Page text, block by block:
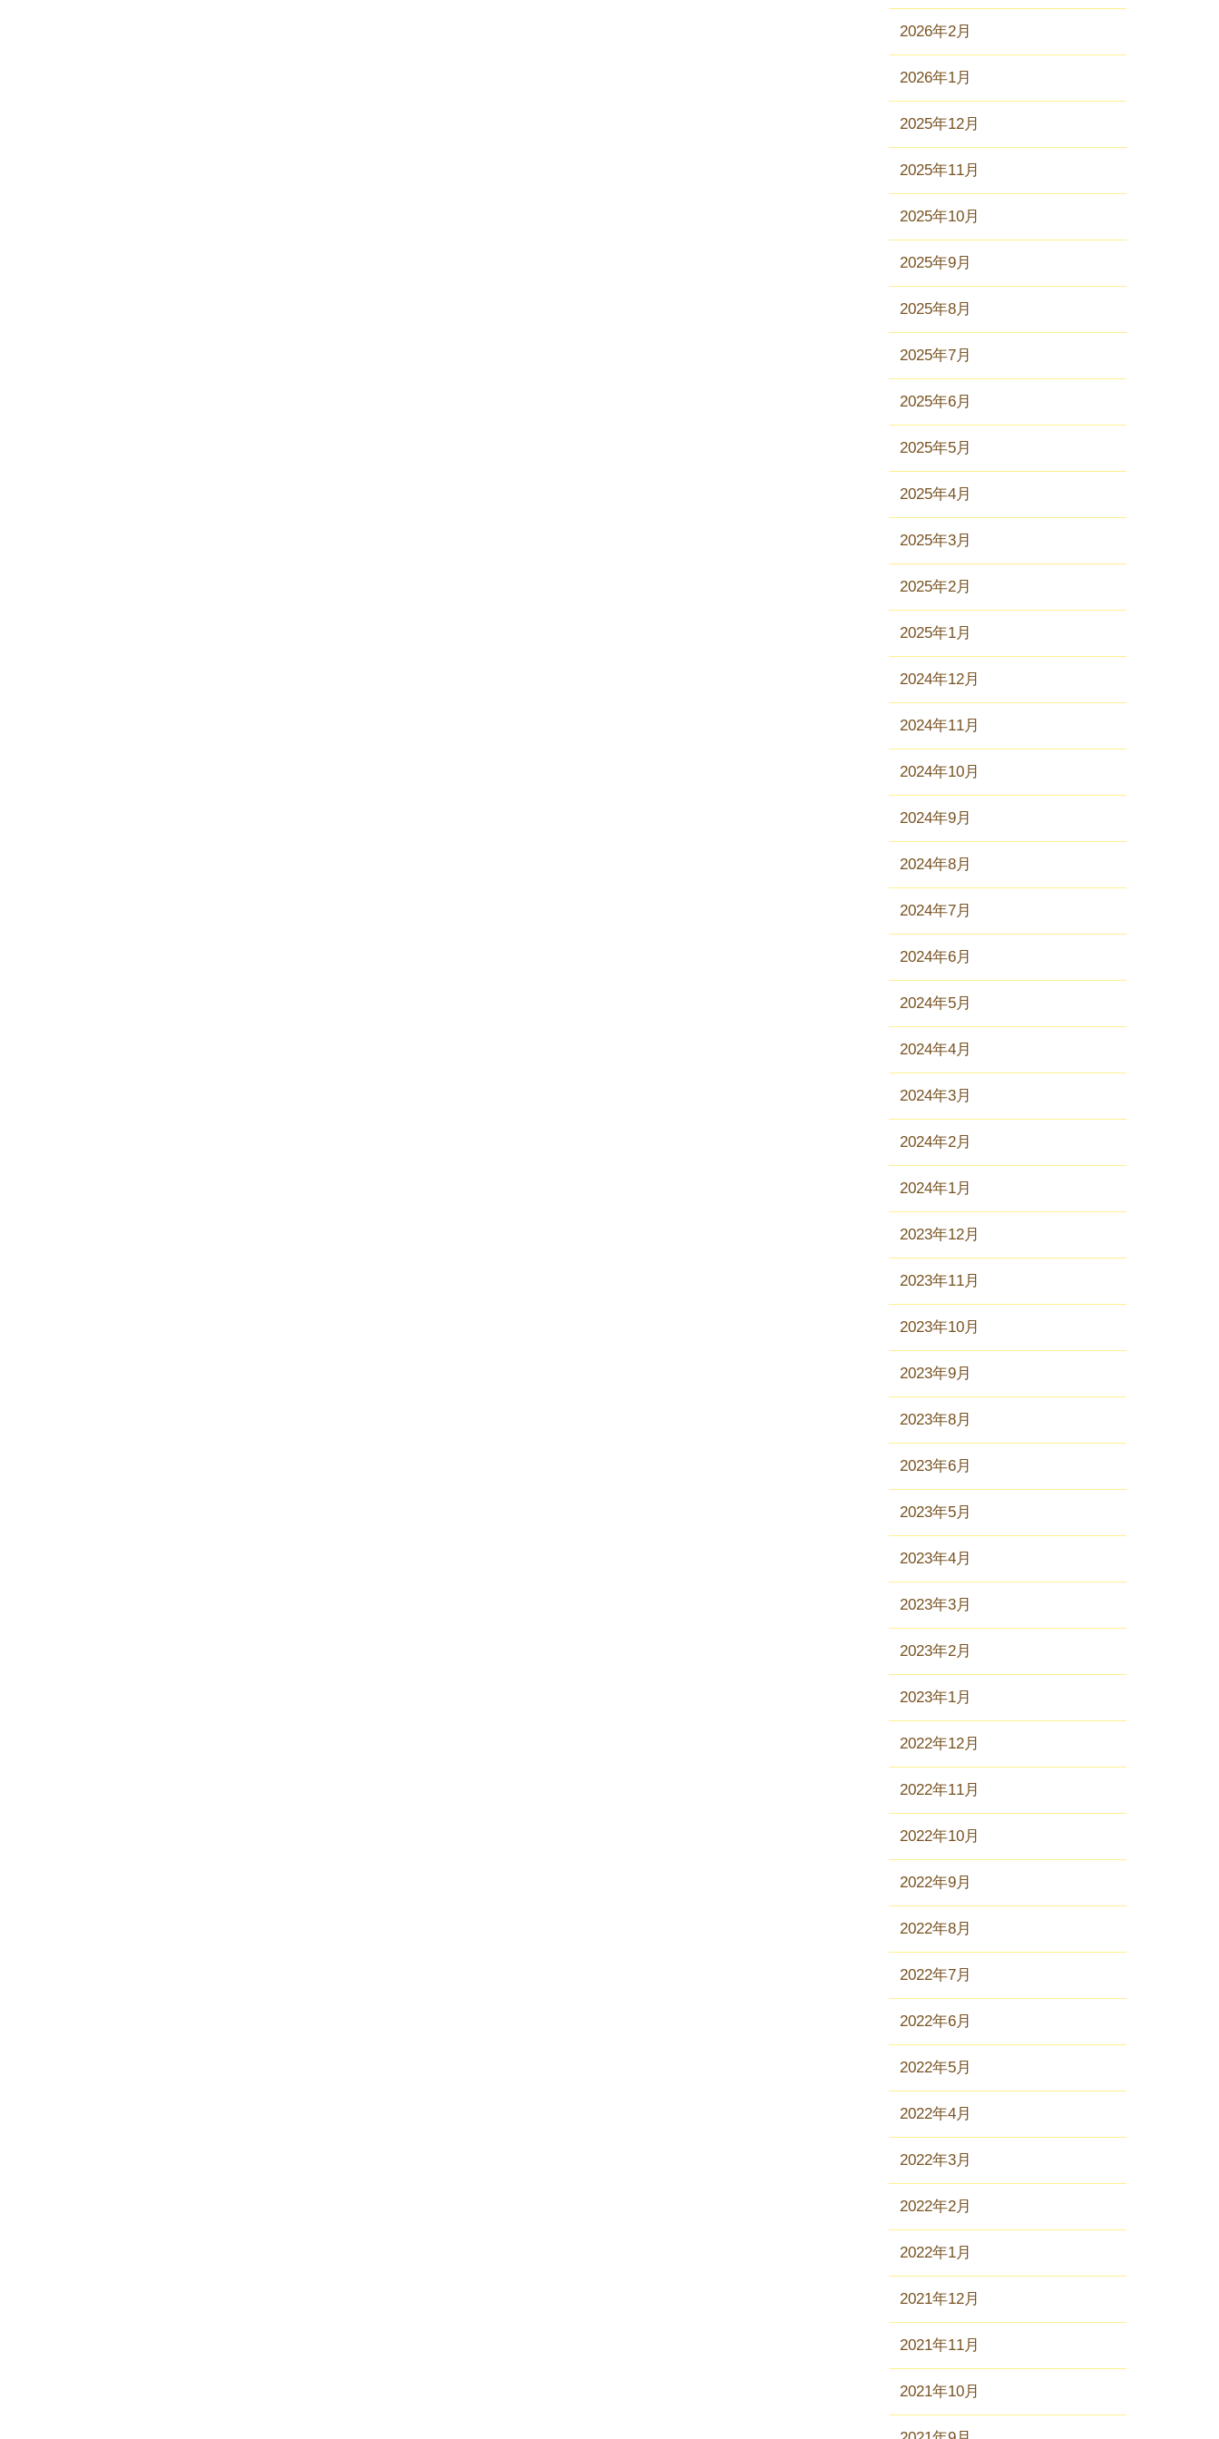
2026年2月
2026年1月
2025年12月
2025年11月
2025年10月
2025年9月
2025年8月
2025年7月
2025年6月
2025年5月
2025年4月
2025年3月
2025年2月
2025年1月
2024年12月
2024年11月
2024年10月
2024年9月
2024年8月
2024年7月
2024年6月
2024年5月
2024年4月
2024年3月
2024年2月
2024年1月
2023年12月
2023年11月
2023年10月
2023年9月
2023年8月
2023年6月
2023年5月
2023年4月
2023年3月
2023年2月
2023年1月
2022年12月
2022年11月
2022年10月
2022年9月
2022年8月
2022年7月
2022年6月
2022年5月
2022年4月
2022年3月
2022年2月
2022年1月
2021年12月
2021年11月
2021年10月